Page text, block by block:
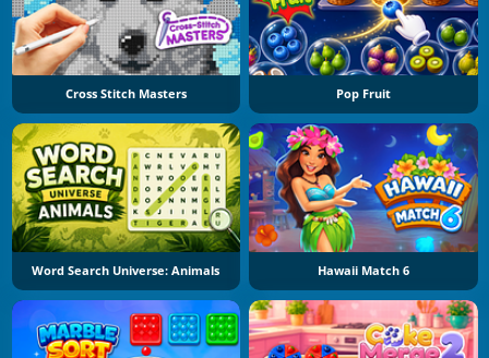
Cross Stitch Masters Pop Fruit
Word Search Universe: Animals Hawaii Match 6